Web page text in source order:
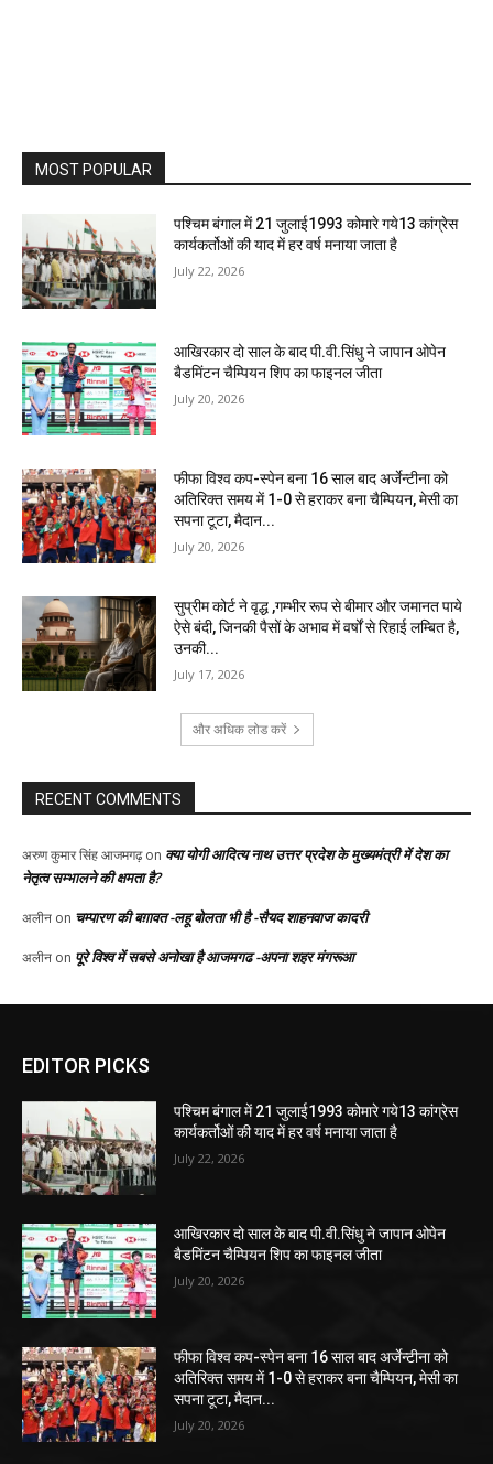
EDITOR PICKS
पश्चिम बंगाल में 21 जुलाई1993 कोमारे गये13 कांग्रेस
कार्यकर्तोओं की याद में हर वर्ष मनाया जाता है
July 22, 2026
आखिरकार दो साल के बाद पी.वी.सिंधु ने जापान ओपेन
बैडमिंटन चैम्पियन शिप का फाइनल जीता
July 20, 2026
फीफा विश्व कप-स्पेन बना 16 साल बाद अर्जेन्टीना को
अतिरिक्त समय में 1-0 से हराकर बना चैम्पियन, मेसी का
सपना टूटा, मैदान...
July 20, 2026